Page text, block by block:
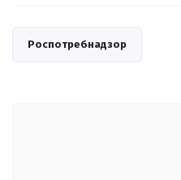
Роспотребнадзор